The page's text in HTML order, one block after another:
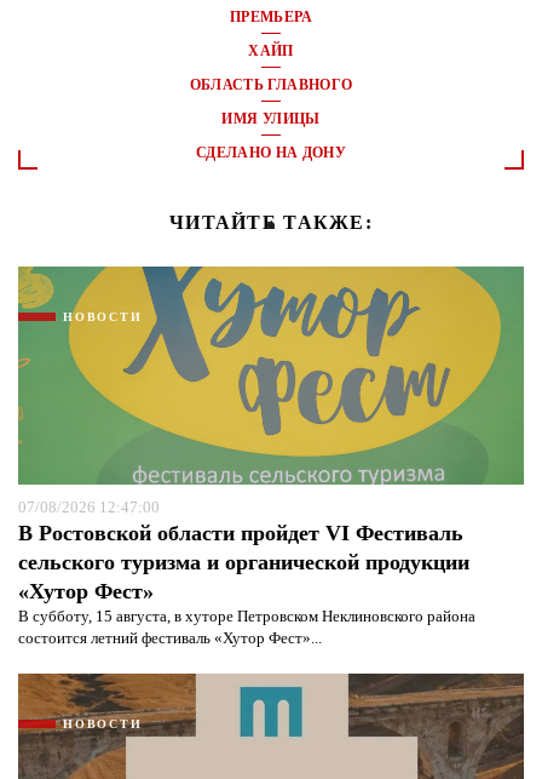
ПРЕМЬЕРА
ХАЙП
ОБЛАСТЬ ГЛАВНОГО
ИМЯ УЛИЦЫ
СДЕЛАНО НА ДОНУ
ЧИТАЙТЕ ТАКЖЕ:
НОВОСТИ
07/08/2026 12:47:00
В Ростовской области пройдет VI Фестиваль
сельского туризма и органической продукции
«Хутор Фест»
В субботу, 15 августа, в хуторе Петровском Неклиновского района
состоится летний фестиваль «Хутор Фест»...
НОВОСТИ